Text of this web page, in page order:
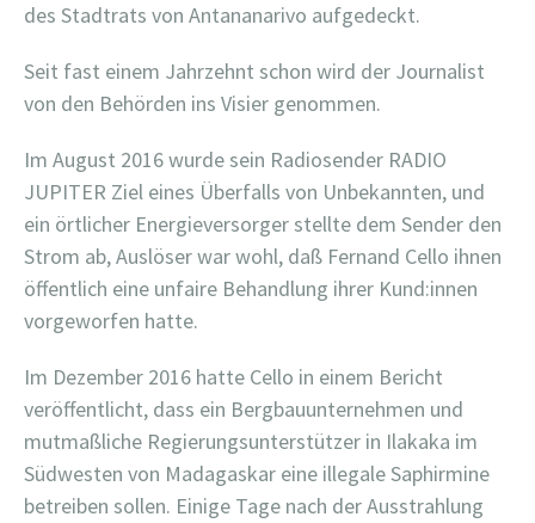
des Stadtrats von Antananarivo aufgedeckt.
Seit fast einem Jahrzehnt schon wird der Journalist
von den Behörden ins Visier genommen.
Im August 2016 wurde sein Radiosender RADIO
JUPITER Ziel eines Überfalls von Unbekannten, und
ein örtlicher Energieversorger stellte dem Sender den
Strom ab, Auslöser war wohl, daß Fernand Cello ihnen
öffentlich eine unfaire Behandlung ihrer Kund:innen
vorgeworfen hatte.
Im Dezember 2016 hatte Cello in einem Bericht
veröffentlicht, dass ein Bergbauunternehmen und
mutmaßliche Regierungsunterstützer in Ilakaka im
Südwesten von Madagaskar eine illegale Saphirmine
betreiben sollen. Einige Tage nach der Ausstrahlung